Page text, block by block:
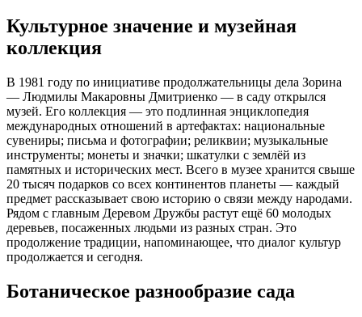
Культурное значение и музейная
коллекция
В 1981 году по инициативе продолжательницы дела Зорина
— Людмилы Макаровны Дмитриенко — в саду открылся
музей. Его коллекция — это подлинная энциклопедия
международных отношений в артефактах: национальные
сувениры; письма и фотографии; реликвии; музыкальные
инструменты; монеты и значки; шкатулки с землёй из
памятных и исторических мест. Всего в музее хранится свыше
20 тысяч подарков со всех континентов планеты — каждый
предмет рассказывает свою историю о связи между народами.
Рядом с главным Деревом Дружбы растут ещё 60 молодых
деревьев, посаженных людьми из разных стран. Это
продолжение традиции, напоминающее, что диалог культур
продолжается и сегодня.
Ботаническое разнообразие сада